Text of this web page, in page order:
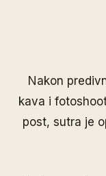
Nakon
kava i
post, sutra je